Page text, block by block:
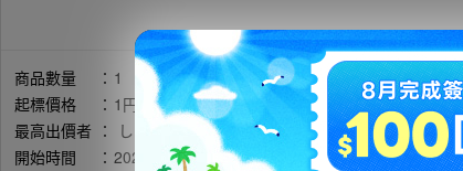
商品數量 ： 1
起標價格
： 1円
最高出價者 ：
しんこ / 評價:0
開始時間
： 2026年05月09日 10時53分(台灣時間)